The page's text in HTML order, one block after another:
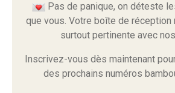
Pas de panique, on déteste
que vous. Votre boîte de réception
surtout pertinente avec
Inscrivez-vous dès maintenant
des prochains numéros